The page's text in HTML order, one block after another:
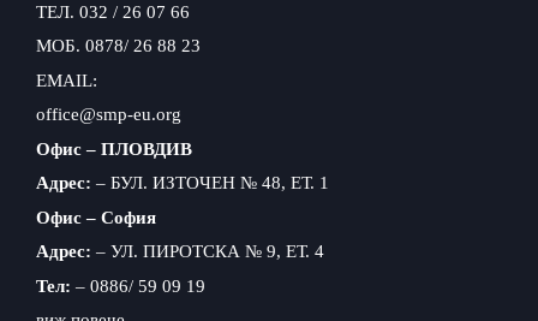
ТЕЛ. 032 / 26 07 66
МОБ. 0878/ 26 88 23
EMAIL:
office@smp-eu.org
Офис – ПЛОВДИВ
Адрес: – БУЛ. ИЗТОЧЕН № 48, ЕТ. 1
Офис – София
Адрес: – УЛ. ПИРОТСКА № 9, ЕТ. 4
Тел: – 0886/ 59 09 19